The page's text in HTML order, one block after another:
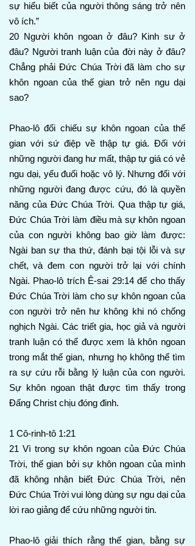
sự hiểu biết của người thông sáng trở nên
vô ích.”
20 Người khôn ngoan ở đâu? Kinh sư ở
đâu? Người tranh luận của đời này ở đâu?
Chẳng phải Đức Chúa Trời đã làm cho sự
khôn ngoan của thế gian trở nên ngu dại
sao?
Phao-lô đối chiếu sự khôn ngoan của thế
gian với sứ điệp về thập tự giá. Đối với
những người đang hư mất, thập tự giá có vẻ
ngu dại, yếu đuối hoặc vô lý. Nhưng đối với
những người đang được cứu, đó là quyền
năng của Đức Chúa Trời. Qua thập tự giá,
Đức Chúa Trời làm điều mà sự khôn ngoan
của con người không bao giờ làm được:
Ngài ban sự tha thứ, đánh bại tội lỗi và sự
chết, và đem con người trở lại với chính
Ngài. Phao-lô trích Ê-sai 29:14 để cho thấy
Đức Chúa Trời làm cho sự khôn ngoan của
con người trở nên hư không khi nó chống
nghịch Ngài. Các triết gia, học giả và người
tranh luận có thể được xem là khôn ngoan
trong mắt thế gian, nhưng họ không thể tìm
ra sự cứu rỗi bằng lý luận của con người.
Sự khôn ngoan thật được tìm thấy trong
Đấng Christ chịu đóng đinh.
1 Cô-rinh-tô 1:21
21 Vì trong sự khôn ngoan của Đức Chúa
Trời, thế gian bởi sự khôn ngoan của mình
đã không nhận biết Đức Chúa Trời, nên
Đức Chúa Trời vui lòng dùng sự ngu dại của
lời rao giảng để cứu những người tin.
Phao-lô giải thích rằng thế gian, bằng sự